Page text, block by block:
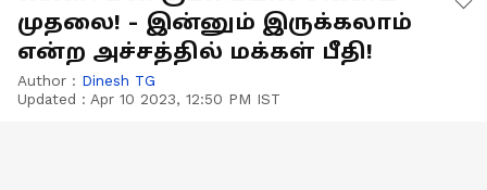
முதலை! - இன்னும் இருக்கலாம்
என்ற அச்சத்தில் மக்கள் பீதி!
Author : Dinesh TG
Updated : Apr 10 2023, 12:50 PM IST